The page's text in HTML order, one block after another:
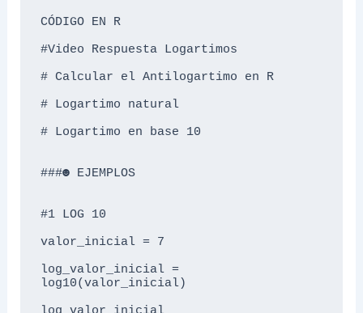
CÓDIGO EN R
#Video Respuesta Logartimos
# Calcular el Antilogartimo en R
# Logartimo natural
# Logartimo en base 10
###☻ EJEMPLOS
#1 LOG 10
valor_inicial = 7
log_valor_inicial =
log10(valor_inicial)